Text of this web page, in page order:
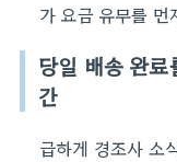
가 요금 유무를
당일 배송 완
간
급하게 경조사 소